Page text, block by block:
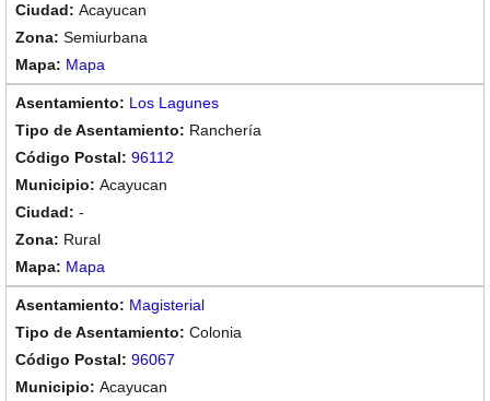
Acayucan
Semiurbana
Mapa
Los Lagunes
Ranchería
96112
Acayucan
-
Rural
Mapa
Magisterial
Colonia
96067
Acayucan